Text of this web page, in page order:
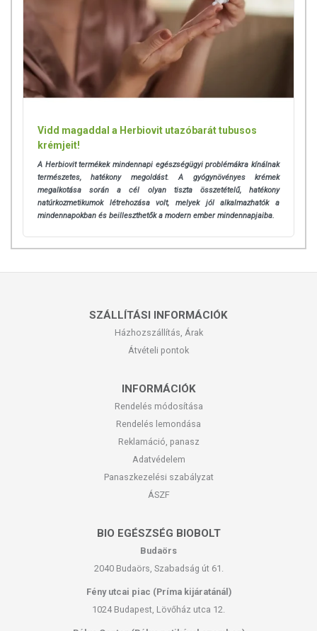
Vidd magaddal a Herbiovit utazóbarát tubusos
krémjeit!
A Herbiovit termékek mindennapi egészségügyi problémákra kínálnak
természetes, hatékony megoldást. A gyógynövényes krémek
megalkotása során a cél olyan tiszta összetételű, hatékony
natúrkozmetikumok létrehozása volt, melyek jól alkalmazhatók a
mindennapokban és beilleszthetők a modern ember mindennapjaiba.
SZÁLLÍTÁSI INFORMÁCIÓK
Házhozszállítás, Árak
Átvételi pontok
INFORMÁCIÓK
Rendelés módosítása
Rendelés lemondása
Reklamáció, panasz
Adatvédelem
Panaszkezelési szabályzat
ÁSZF
BIO EGÉSZSÉG BIOBOLT
Budaörs
2040 Budaörs, Szabadság út 61.
Fény utcai piac (Príma kijáratánál)
1024 Budapest, Lövőház utca 12.